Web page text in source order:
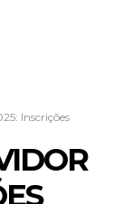
Inscrições